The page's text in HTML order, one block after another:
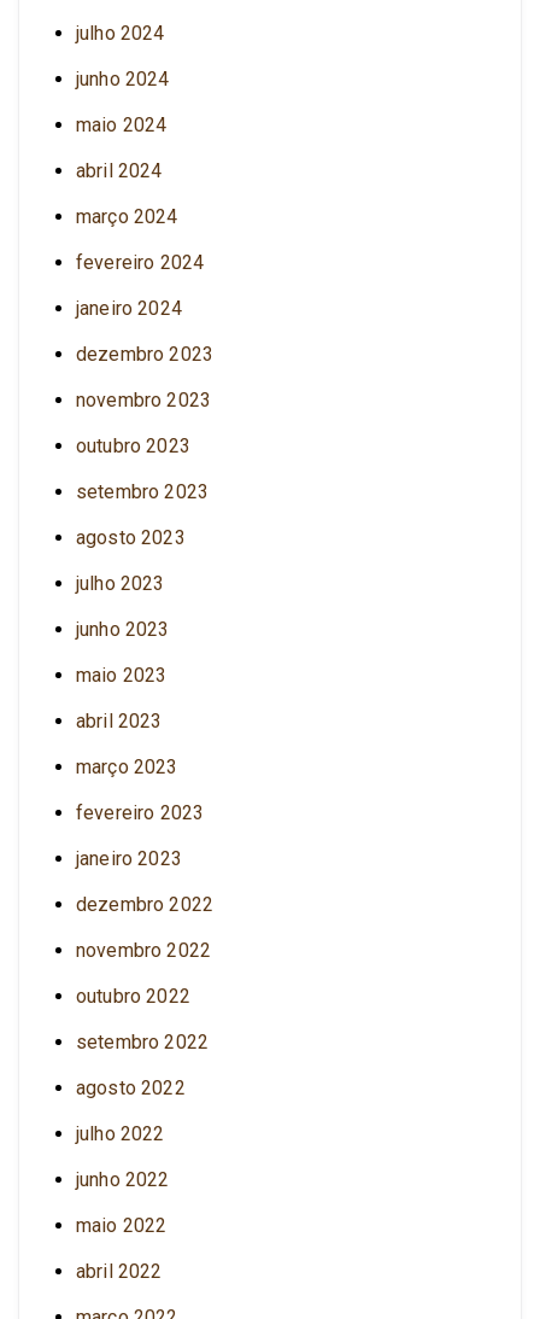
julho 2024
junho 2024
maio 2024
abril 2024
março 2024
fevereiro 2024
janeiro 2024
dezembro 2023
novembro 2023
outubro 2023
setembro 2023
agosto 2023
julho 2023
junho 2023
maio 2023
abril 2023
março 2023
fevereiro 2023
janeiro 2023
dezembro 2022
novembro 2022
outubro 2022
setembro 2022
agosto 2022
julho 2022
junho 2022
maio 2022
abril 2022